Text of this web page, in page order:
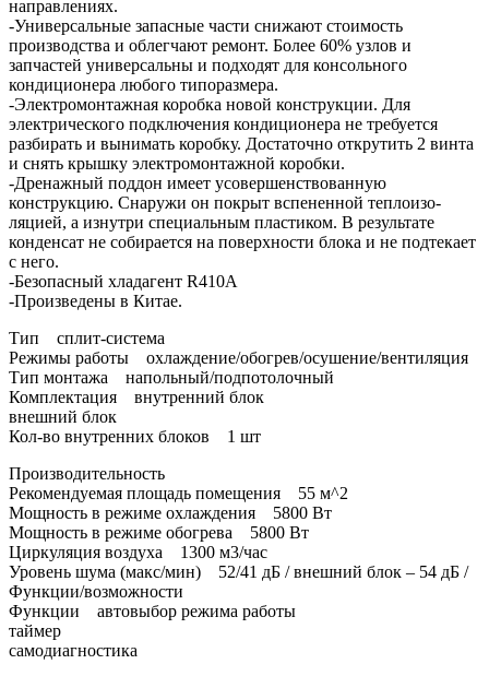
направлениях.
-Универсальные запасные части снижают стоимость
производства и облегчают ремонт. Более 60% узлов и
запчастей универсальны и подходят для консольного
кондиционера любого типоразмера.
-Электромонтажная коробка новой конструкции. Для
электрического подключения кондиционера не требуется
разбирать и вынимать коробку. Достаточно открутить 2 винта
и снять крышку электромонтажной коробки.
-Дренажный поддон имеет усовершенствованную
конструкцию. Снаружи он покрыт вспененной теплоизо-
ляцией, а изнутри специальным пластиком. В результате
конденсат не собирается на поверхности блока и не подтекает
с него.
-Безопасный хладагент R410A
-Произведены в Китае.
Тип сплит-система
Режимы работы охлаждение/обогрев/осушение/вентиляция
Тип монтажа напольный/подпотолочный
Комплектация внутренний блок
внешний блок
Кол-во внутренних блоков 1 шт
Производительность
Рекомендуемая площадь помещения 55 м^2
Мощность в режиме охлаждения 5800 Вт
Мощность в режиме обогрева 5800 Вт
Циркуляция воздуха 1300 м3/час
Уровень шума (макс/мин) 52/41 дБ / внешний блок – 54 дБ /
Функции/возможности
Функции автовыбор режима работы
таймер
самодиагностика